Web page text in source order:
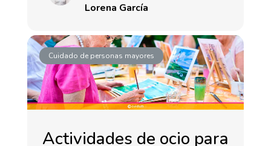
Lorena García
Cuidado de personas mayores
Actividades de ocio para